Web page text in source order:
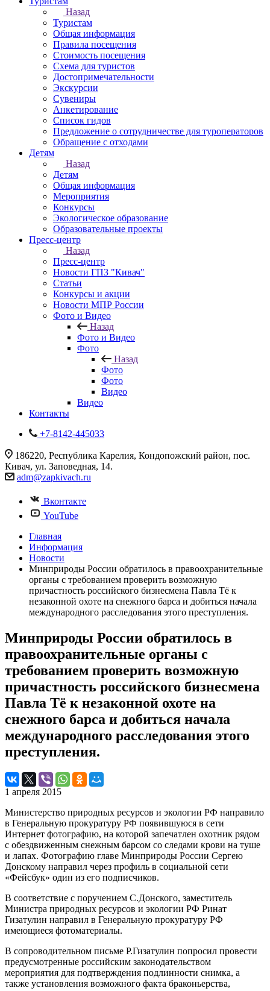
Назад
Туристам
Общая информация
Правила посещения
Стоимость посещения
Схема для туристов
Достопримечательности
Экскурсии
Сувениры
Анкетирование
Список гидов
Предложение о сотрудничестве для туроператоров
Обращение с отходами
Детям
Назад
Детям
Общая информация
Мероприятия
Конкурсы
Экологическое образование
Образовательные проекты
Пресс-центр
Назад
Пресс-центр
Новости ГПЗ "Кивач"
Статьи
Конкурсы и акции
Новости МПР России
Фото и Видео
Назад
Фото и Видео
Фото
Назад
Фото
Фото
Видео
Видео
Контакты
+7-8142-445033
186220, Республика Карелия, Кондопожский район, пос.
Кивач, ул. Заповедная, 14.
adm@zapkivach.ru
Вконтакте
YouTube
Главная
Информация
Новости
Минприроды России обратилось в правоохранительные
органы с требованием проверить возможную
причастность российского бизнесмена Павла Тё к
незаконной охоте на снежного барса и добиться начала
международного расследования этого преступления.
Минприроды России обратилось в
правоохранительные органы с
требованием проверить возможную
причастность российского бизнесмена
Павла Тё к незаконной охоте на
снежного барса и добиться начала
международного расследования этого
преступления.
1 апреля 2015
Министерство природных ресурсов и экологии РФ направило
в Генеральную прокуратуру РФ появившуюся в сети
Интернет фотографию, на которой запечатлен охотник рядом
с обездвиженным снежным барсом со следами крови на туше
и лапах. Фотографию главе Минприроды России Сергею
Донскому направил через профиль в социальной сети
«Фейсбук» один из его подписчиков.
В соответствие с поручением С.Донского, заместитель
Министра природных ресурсов и экологии РФ Ринат
Гизатулин направил в Генеральную прокуратуру РФ
имеющиеся фотоматериалы.
В сопроводительном письме Р.Гизатулин попросил провести
предусмотренные российским законодательством
мероприятия для подтверждения подлинности снимка, а
также установления возможного факта браконьерства,